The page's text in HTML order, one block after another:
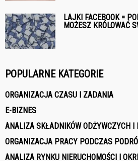
LAJKI FACEBOOK =
MOŻESZ KRÓLOWAĆ
POPULARNE KATEGORIE
ORGANIZACJA CZASU I ZADANIA
E-BIZNES
ANALIZA SKŁADNIKÓW ODŻYWCZYCH I
ORGANIZACJA PRACY PODCZAS
ANALIZA RYNKU NIERUCHOMOŚCI I